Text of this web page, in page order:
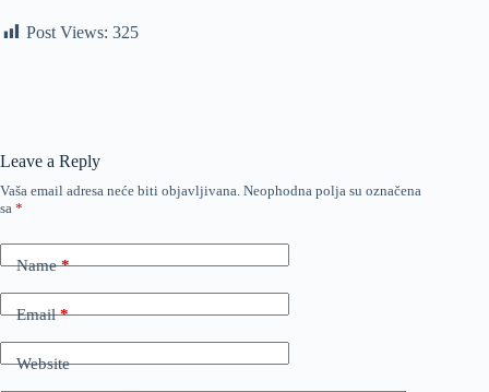
Post Views: 325
Leave a Reply
Vaša email adresa neće biti objavljivana. Neophodna polja su označena
sa *
Name*
Email*
Website